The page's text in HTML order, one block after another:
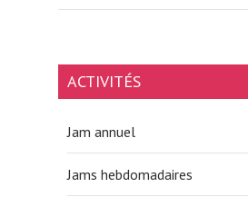
ACTIVITÉS
Jam annuel
Jams hebdomadaires